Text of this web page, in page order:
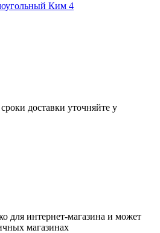
доставки уточняйте у
для интернет-магазина и может
магазинах